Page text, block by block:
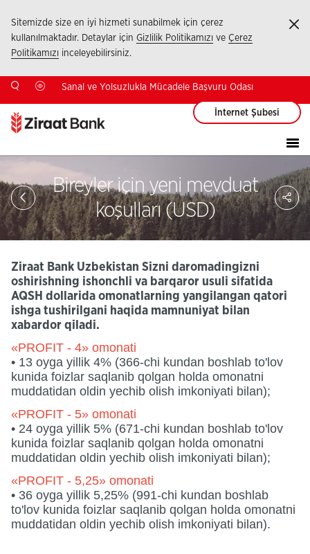
Sitemizde size en iyi hizmeti sunabilmek için çerez
kullanılmaktadır. Detaylar için Gizlilik Politikamızı ve Çerez
Politikamızı inceleyebilirsiniz.
Sanal ve Yolsuzlukla Mücadele Başvuru Odası
İnternet Şubesi
Bireyler için yeni mevduat
koşulları (USD)
Ziraat Bank Uzbekistan Sizni daromadingizni
oshirishning ishonchli va barqaror usuli sifatida
AQSH dollarida omonatlarning yangilangan qatori
ishga tushirilgani haqida mamnuniyat bilan
xabardor qiladi.
«PROFIT - 4» omonati
• 13 oyga yillik 4% (366-chi kundan boshlab to'lov
kunida foizlar saqlanib qolgan holda omonatni
muddatidan oldin yechib olish imkoniyati bilan);
«PROFIT - 5» omonati
• 24 oyga yillik 5% (671-chi kundan boshlab to'lov
kunida foizlar saqlanib qolgan holda omonatni
muddatidan oldin yechib olish imkoniyati bilan);
«PROFIT - 5,25» omonati
• 36 oyga yillik 5,25% (991-chi kundan boshlab
to'lov kunida foizlar saqlanib qolgan holda omonatni
muddatidan oldin yechib olish imkoniyati bilan).